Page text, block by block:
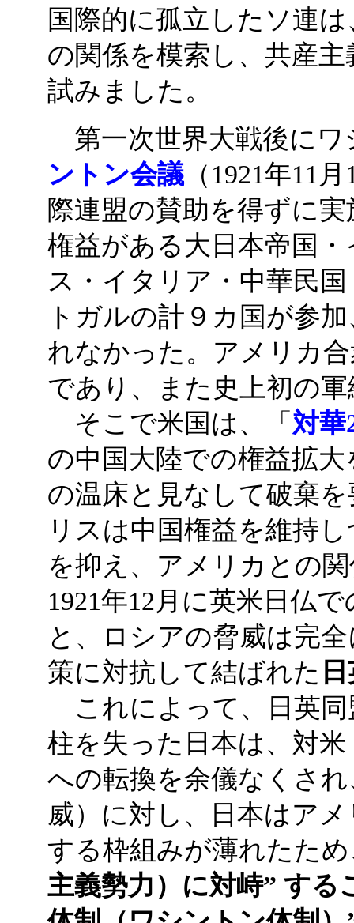
国際的に孤立したソ連
の関係を模索し、共産
試みました。
第一次世界大戦後にワ
ントン会議 （1921年11
際連盟の賛助を得ずに
権益がある大日本帝国
ス・イタリア・中華民
トガルの計９カ国が参
れなかった。アメリカ
であり、また史上初の
そこで米国は、「 対華
の中国大陸での権益拡
の温床と見なして破棄
リスは中国権益を維持
を抑え、アメリカとの
1921年12月に英米日仏で
と、ロシアの脅威は完
策に対抗して結ばれた
これによって、日英同
柱を失った日本は、対
への転換を余儀なくさ
威）に対し、日本はア
する枠組みが薄れたため
主義勢力）に対峙” する